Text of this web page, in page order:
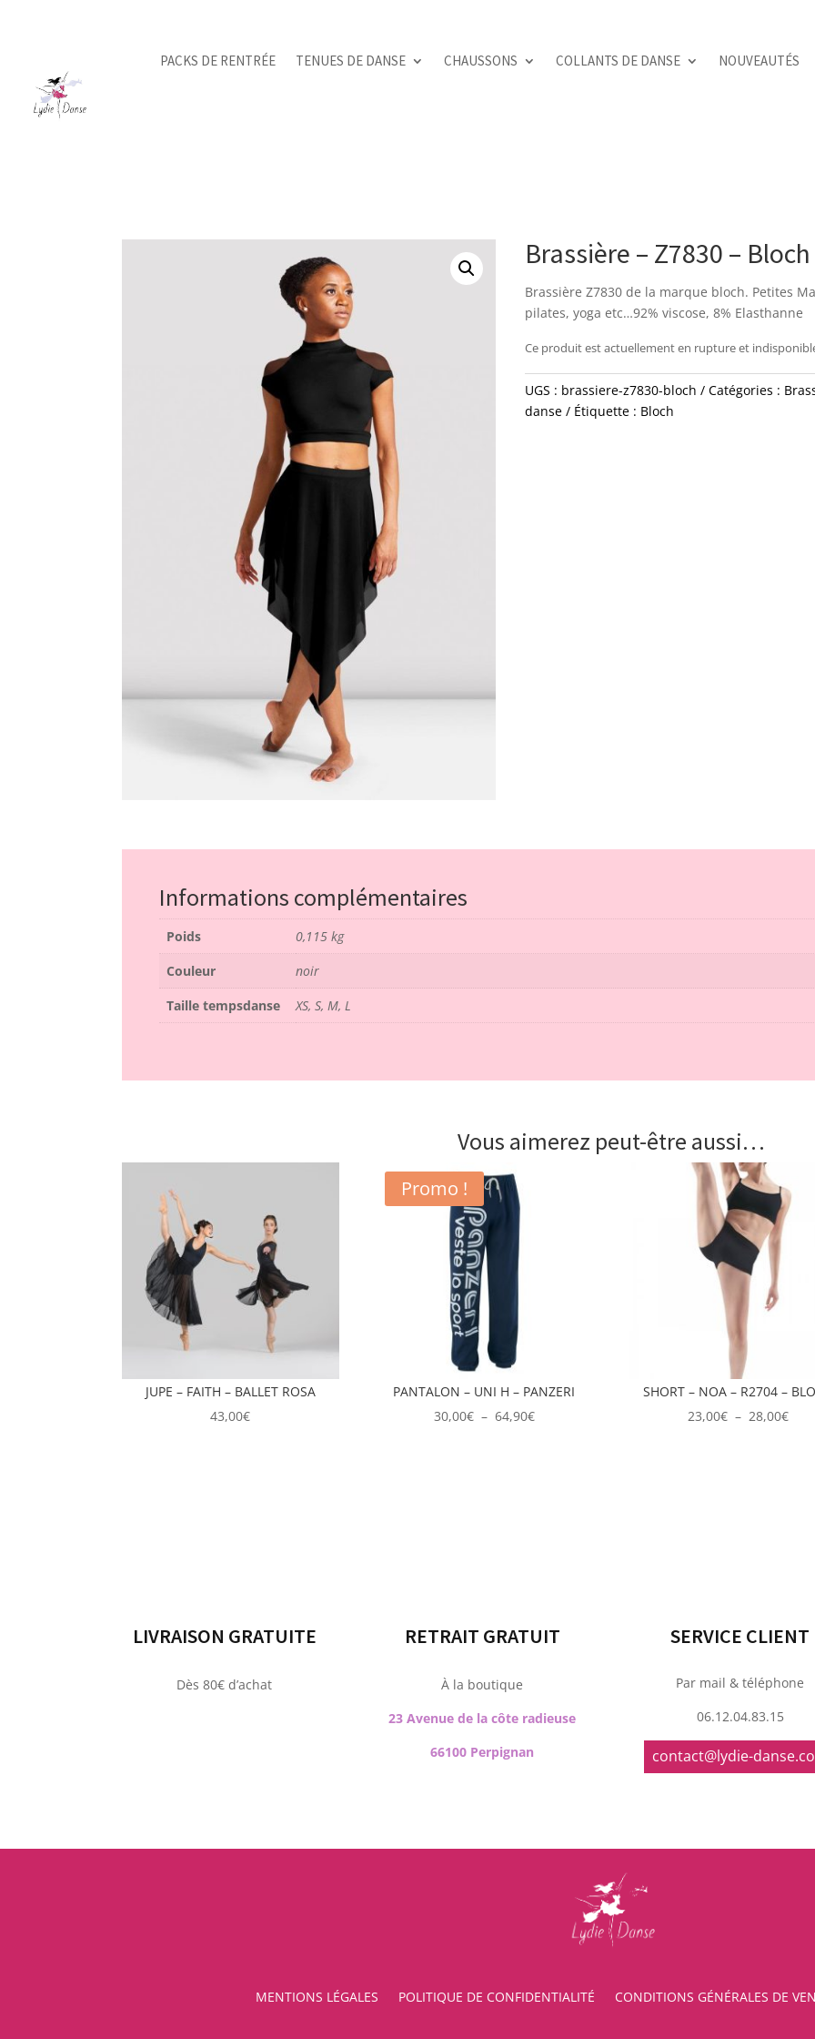
PACKS DE RENTRÉE TENUES DE DANSE CHAUSSONS COLLANTS DE DANSE NOUVEAUTÉS
Brassière – Z7830 – Bloch
Brassière Z7830 de la marque bloch. Petites
pilates, yoga etc…92% viscose, 8% Elasthanne
Ce produit est actuellement en rupture et
UGS : brassiere-z7830-bloch Catégories :
danse
Étiquette : Bloch
Informations complémentaires
Poids
0,115 kg
Couleur
noir
Taille tempsdanse
XS, S, M, L
Vous aimerez peut-être aussi…
JUPE – FAITH – BALLET ROSA
43,00€
Promo !
PANTALON – UNI H – PANZERI
30,00€ – 64,90€Plage
SHORT – NOA – R2704 –
23,00€ – 28,00€Plage
LIVRAISON GRATUITE
Dès 80€ d’achat
RETRAIT GRATUIT
À la boutique
23 Avenue de la côte radieuse
66100 Perpignan
SERVICE CLIENT
Par mail & téléphone
06.12.04.83.15
contact@lydie-
MENTIONS LÉGALES POLITIQUE DE CONFIDENTIALITÉ CONDITIONS GÉNÉRALES DE